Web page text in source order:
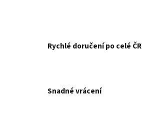
Rychlé doručení po celé ČR
Snadné vrácení